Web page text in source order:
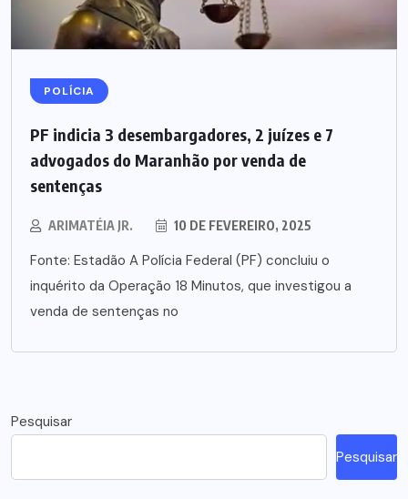
POLÍCIA
PF indicia 3 desembargadores, 2 juízes e 7
advogados do Maranhão por venda de
sentenças
ARIMATÉIA JR. 10 DE FEVEREIRO, 2025
Fonte: Estadão A Polícia Federal (PF) concluiu o
inquérito da Operação 18 Minutos, que investigou a
venda de sentenças no
Pesquisar
Pesquisar